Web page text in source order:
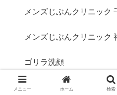
メンズじぶんクリニック
メンズじぶんクリニック
ゴリラ洗顔
メンズじぶんクリニック
メニュー ホーム 検索